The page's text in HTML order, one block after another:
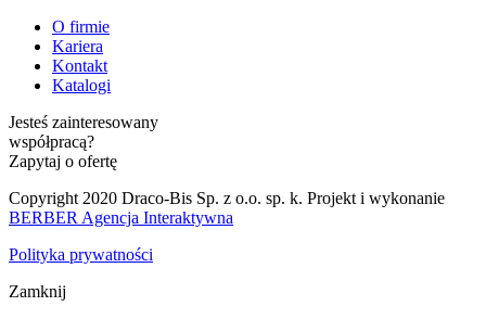
O firmie
Kariera
Kontakt
Katalogi
Jesteś zainteresowany
współpracą?
Zapytaj o ofertę
Copyright 2020 Draco-Bis Sp. z o.o. sp. k. Projekt i wykonanie
BERBER Agencja Interaktywna
Polityka prywatności
Zamknij